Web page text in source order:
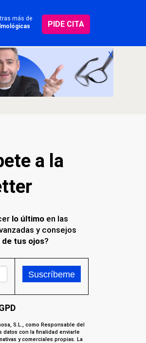
más de
PIDE CITA
X
a la
lo últimoen las
y consejos
de tus ojos?
S.L., como Responsable del
datos con la finalidad enviarle
y comerciales propias. La